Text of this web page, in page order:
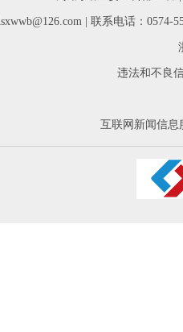
| 联系电话：
违法和不良
互联网新闻信息